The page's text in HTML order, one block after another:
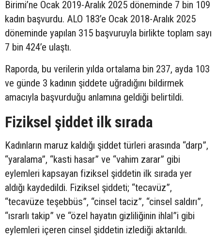
Birimi’ne Ocak 2019-Aralık 2025 döneminde 7 bin 109
kadın başvurdu. ALO 183’e Ocak 2018-Aralık 2025
döneminde yapılan 315 başvuruyla birlikte toplam sayı
7 bin 424’e ulaştı.
Raporda, bu verilerin yılda ortalama bin 237, ayda 103
ve günde 3 kadının şiddete uğradığını bildirmek
amacıyla başvurduğu anlamına geldiği belirtildi.
Fiziksel şiddet ilk sırada
Kadınların maruz kaldığı şiddet türleri arasında “darp”,
“yaralama”, “kasti hasar” ve “vahim zarar” gibi
eylemleri kapsayan fiziksel şiddetin ilk sırada yer
aldığı kaydedildi. Fiziksel şiddeti; “tecavüz”,
“tecavüze teşebbüs”, “cinsel taciz”, “cinsel saldırı”,
“ısrarlı takip” ve “özel hayatın gizliliğinin ihlal”i gibi
eylemleri içeren cinsel şiddetin izlediği aktarıldı.